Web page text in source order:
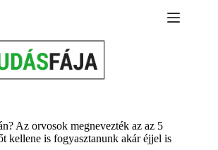
Az orvosok megnevezték az az 5
kellene is fogyasztanunk akár éjjel is